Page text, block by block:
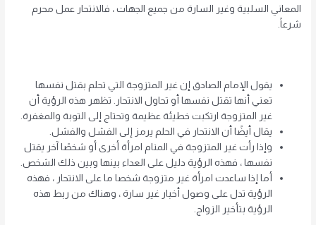
المعاني السلبية وغير السارة من جميع الجهات ، فالانتحار عمل محرم
شرعاً.
يقول الإمام الصادق إن غير المتزوجة التي تحلم بقتل نفسها
تعني أنها تقتل نفسها أو تحاول الانتحار. تظهر هذه الرؤية أن
غير المتزوجة ارتكبت خطيئة عظيمة وتحتاج إلى التوبة والمغفرة.
يقال أيضًا أن الانتحار في الحلم يرمز إلى الفشل والفشل.
وإذا رأت غير المتزوجة في المنام امرأة أخرى أو شخصًا آخر يقتل
نفسها ، فهذه الرؤية دليل على العداء بينها وبين ذلك الشخص.
أما إذا ساعدت امرأة غير متزوجة شخصا ما على الانتحار ، فهذه
الرؤية تدل على وصول أخبار غير سارة ، وهناك من ربط هذه
الرؤية بتأخير الزواج.